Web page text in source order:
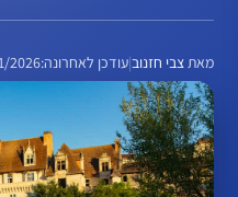
מאתצבי חזנוב|עודכן לאחרונה:2026